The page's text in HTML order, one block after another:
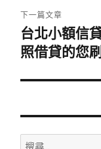
章:
下一篇文章
下
一
文
台北小額信
照借貸的您
搜